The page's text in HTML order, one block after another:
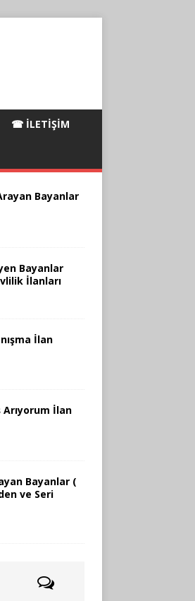
☎ İLETIŞIM
Bayanlar
Bayanlar
İlanları
İlan
İlan
Bayanlar (
ve Seri